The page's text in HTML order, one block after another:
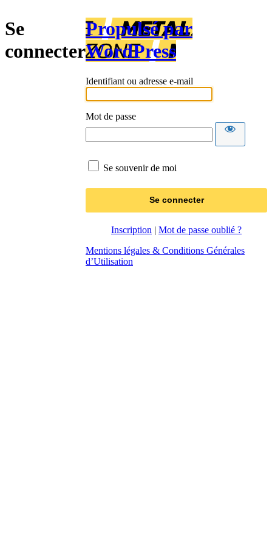
Se
connecter
Propulsé par
WordPress
Identifiant ou adresse e-mail
Mot de passe
Se souvenir de moi
Inscription | Mot de passe oublié ?
Mentions légales & Conditions Générales
d’Utilisation